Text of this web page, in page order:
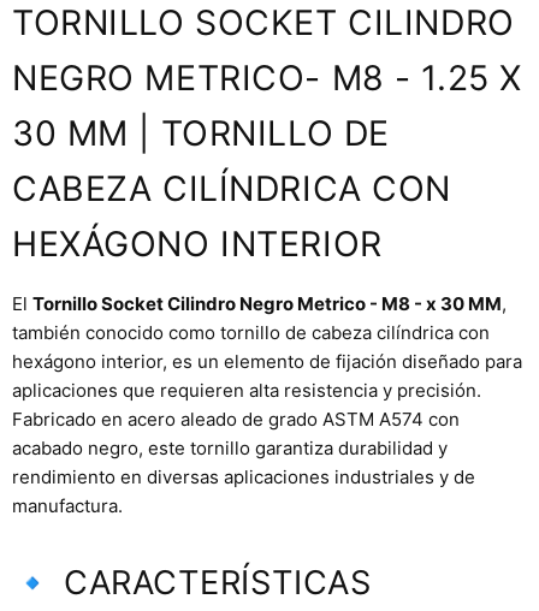
TORNILLO SOCKET CILINDRO
NEGRO METRICO- M8 - 1.25 X
30 MM | TORNILLO DE
CABEZA CILÍNDRICA CON
HEXÁGONO INTERIOR
El Tornillo Socket Cilindro Negro Metrico - M8 - x 30 MM,
también conocido como tornillo de cabeza cilíndrica con
hexágono interior, es un elemento de fijación diseñado para
aplicaciones que requieren alta resistencia y precisión.
Fabricado en acero aleado de grado ASTM A574 con
acabado negro, este tornillo garantiza durabilidad y
rendimiento en diversas aplicaciones industriales y de
manufactura.
🔹 CARACTERÍSTICAS